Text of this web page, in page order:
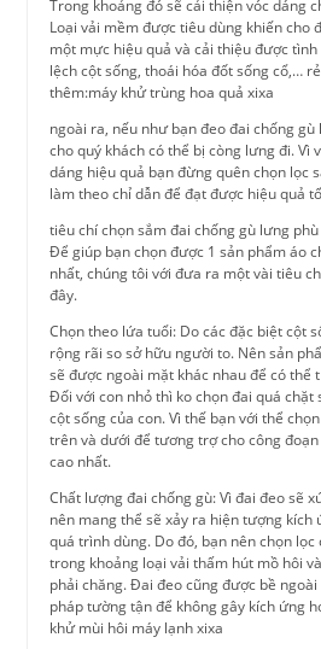
Trong khoảng đó sẽ cải thiện vóc dáng
Loại vải mềm được tiêu dùng khiến cho
một mực hiệu quả và cải thiệu được
lệch cột sống, thoái hóa đốt sống cổ,…
thêm:máy khử trùng hoa quả xixa
ngoài ra, nếu như bạn đeo đai chống
cho quý khách có thể bị còng lưng đi. Vì
dáng hiệu quả bạn đừng quên chọn lọc
làm theo chỉ dẫn để đạt được hiệu quả
tiêu chí chọn sắm đai chống gù lưng
Để giúp bạn chọn được 1 sản phẩm áo
nhất, chúng tôi với đưa ra một vài tiêu
đây.
Chọn theo lứa tuổi: Do các đặc biệt cột
rộng rãi so sở hữu người to. Nên sản
sẽ được ngoài mặt khác nhau để có thể
Đối với con nhỏ thì ko chọn đai quá chặt
cột sống của con. Vì thế bạn với thể
trên và dưới để tương trợ cho công
cao nhất.
Chất lượng đai chống gù: Vì đai đeo sẽ
nên mang thể sẽ xảy ra hiện tượng kích
quá trình dùng. Do đó, bạn nên chọn
trong khoảng loại vải thấm hút mồ hôi
phải chăng. Đai đeo cũng được bề
pháp tường tận để không gây kích ứng
khử mùi hôi máy lạnh xixa